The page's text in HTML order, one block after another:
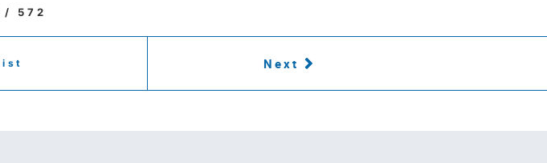
/ 572
Next